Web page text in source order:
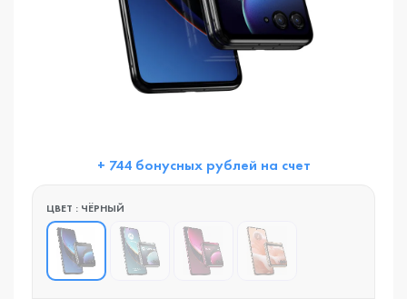
+ 744 бонусных рублей на счет
ЦВЕТ : ЧЁРНЫЙ